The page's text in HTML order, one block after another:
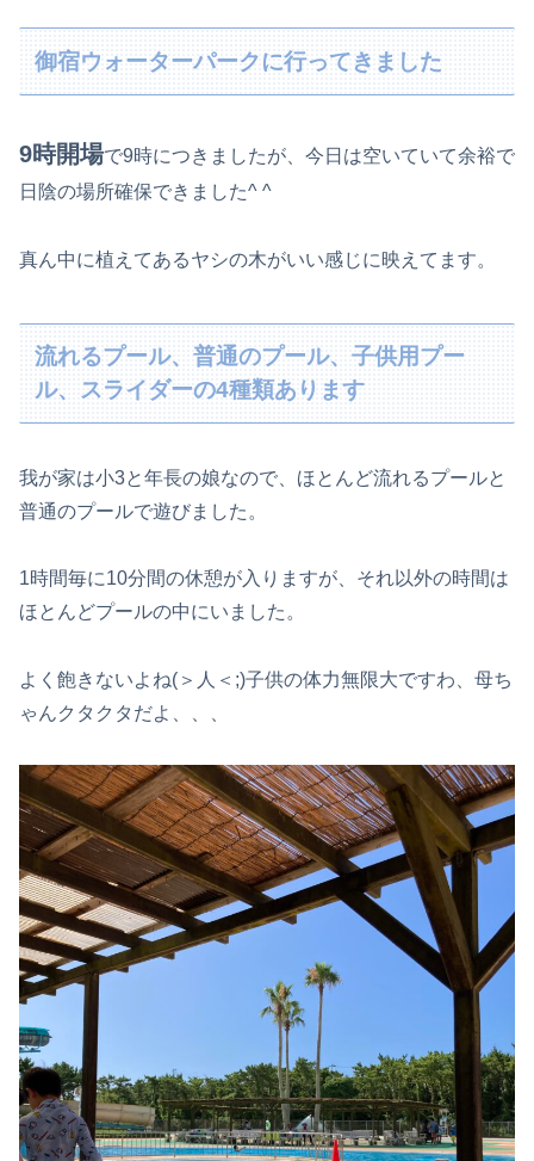
御宿ウォーターパークに行ってきました
9時開場で9時につきましたが、今日は空いていて余裕で
日陰の場所確保できました^ ^
真ん中に植えてあるヤシの木がいい感じに映えてます。
流れるプール、普通のプール、子供用プー
ル、スライダーの4種類あります
我が家は小3と年長の娘なので、ほとんど流れるプールと
普通のプールで遊びました。
1時間毎に10分間の休憩が入りますが、それ以外の時間は
ほとんどプールの中にいました。
よく飽きないよね(＞人＜;)子供の体力無限大ですわ、母ち
ゃんクタクタだよ、、、